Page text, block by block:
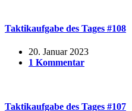
Taktikaufgabe des Tages #108
20. Januar 2023
1 Kommentar
Taktikaufgabe des Tages #107